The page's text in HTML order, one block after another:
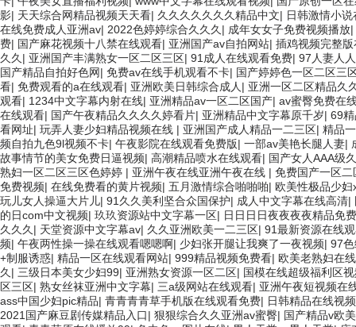
影| 天天综合网精品视频天天看| 久久久久久久久精品中文| 日韩激情小
在线免费成人亚洲av| 2022色婷婷综合久久久 | 成年女女子免费视频播放|
费| 国产麻花视频十八禁在线观看| 亚洲国产av自拍网站| 插鸡视频完整
久久 | 亚洲国产丰满熟女一区二区三区| 91成人在线观看免费| 97人妻人
国产精品自拍好色网| 免费av在线手机观看不卡| 国产婷婷色一区二区三
看| 免费观看的a在线观看| 亚洲欧美日韩综合成人 | 亚洲一区二区精品久
观看| 1234中文字幕内射在线| 亚洲精品av一区二区国产| av蜜臀免费在
在线观看| 国产午夜精品久久久久婷看片| 亚洲精品中文字幕原千岁| 69
看网址| 玩弄人妻少妇精品视频在线 | 亚洲国产成人精品一二三区| 精品
频自拍九色9l视频不卡| 午夜影院在线观看免费版| 一部av美艳长腿人妻|
故事情节的美女免费日逼视频| 高潮精品喷水在线观看| 国产女人AAA级
熟妇一区二区三区色婷婷 | 亚洲午夜在线亚洲午夜在线 | 免费国产一区
免费视频| 在线免费看的黄片视频| 五月激情综合啪啪啪| 欧美性极品少妇
玩儿女人操逼大片儿| 91久久美利坚合众国保护| 成人中文字幕在线高清|
的日com中文视频| 玖玖资源站中文字幕一区| 日日日日夜夜夜夜精品免费
久久久 | 天堂资源中文字幕av| 久久亚洲欧美一二三区| 91最新资源在线
频| 午夜两性操一操在线观看嗯嗯啊| 少妇张开腿让我爽了一夜视频| 97
+制服诱惑| 精品一区在线观看网站| 999精品视频免费看| 欧美老熟妇在
久 | 三级日本美女少妇99| 亚洲熟女资源一区二区| 国模在线超级福利区
区三区| 熟女丝袜亚洲中文字幕| 三a级网站在线观看| 亚洲午夜短视频在
ass中国少妇pic精品| 青青青青草手机版在线观看免费| 日韩精品在线视
2021国产麻豆剧传媒精品入口| 狠狠综合久久亚洲av蜜臀| 国产精品v欧